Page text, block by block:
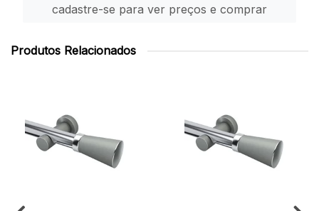
cadastre-se para ver preços e comprar
Produtos Relacionados